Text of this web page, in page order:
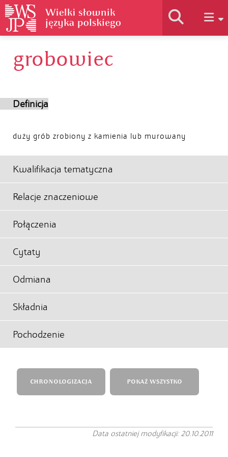
Historia słownika
grobowiec
Definicja
duży grób zrobiony z kamienia lub murowany
Kwalifikacja tematyczna
Relacje znaczeniowe
Połączenia
Cytaty
Odmiana
Składnia
Pochodzenie
CHRONOLOGIZACJA POKAŻ WSZYSTKO
Data ostatniej modyfikacji: 20.10.2011